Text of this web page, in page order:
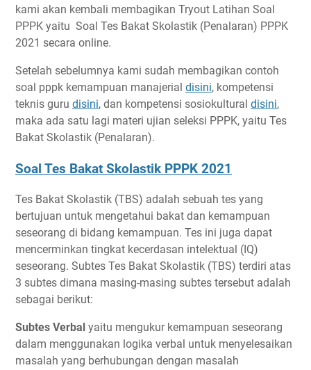
kami akan kembali membagikan Tryout Latihan Soal
PPPK yaitu Soal Tes Bakat Skolastik (Penalaran) PPPK
2021 secara online.
Setelah sebelumnya kami sudah membagikan contoh
soal pppk kemampuan manajerial disini, kompetensi
teknis guru disini, dan kompetensi sosiokultural disini,
maka ada satu lagi materi ujian seleksi PPPK, yaitu Tes
Bakat Skolastik (Penalaran).
Soal Tes Bakat Skolastik PPPK 2021
Tes Bakat Skolastik (TBS) adalah sebuah tes yang
bertujuan untuk mengetahui bakat dan kemampuan
seseorang di bidang kemampuan. Tes ini juga dapat
mencerminkan tingkat kecerdasan intelektual (IQ)
seseorang. Subtes Tes Bakat Skolastik (TBS) terdiri atas
3 subtes dimana masing-masing subtes tersebut adalah
sebagai berikut:
Subtes Verbal yaitu mengukur kemampuan seseorang
dalam menggunakan logika verbal untuk menyelesaikan
masalah yang berhubungan dengan masalah